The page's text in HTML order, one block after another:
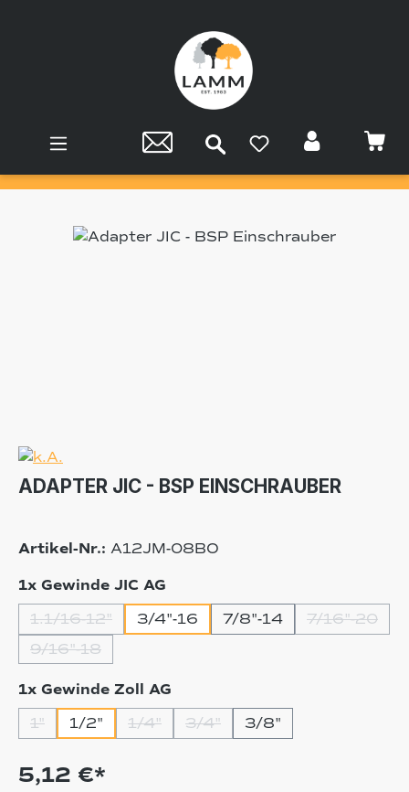
Bildergalerie überspringen
ADAPTER JIC - BSP EINSCHRAUBER
Artikel-Nr.: A12JM-08BO
1x Gewinde JIC AG
1.1/16-12"
(Diese Option ist zurzeit nicht verfügbar.)
3/4"-16 7/8"-14 7/16"-20
9/16"-18
(Diese Option ist zurzeit nicht verfügbar.)
1x Gewinde Zoll AG
1"
(Diese Option ist zurzeit nicht verfügbar.)
1/2" 1/4"
(Diese Option ist zurzeit nicht
3/4"
(Diese Option ist zurzeit
3/8"
5,12 €*